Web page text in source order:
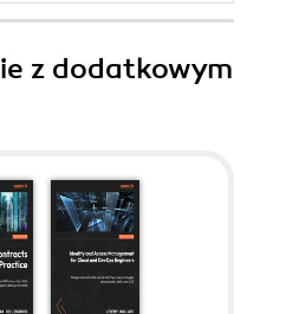
z dodatkowym